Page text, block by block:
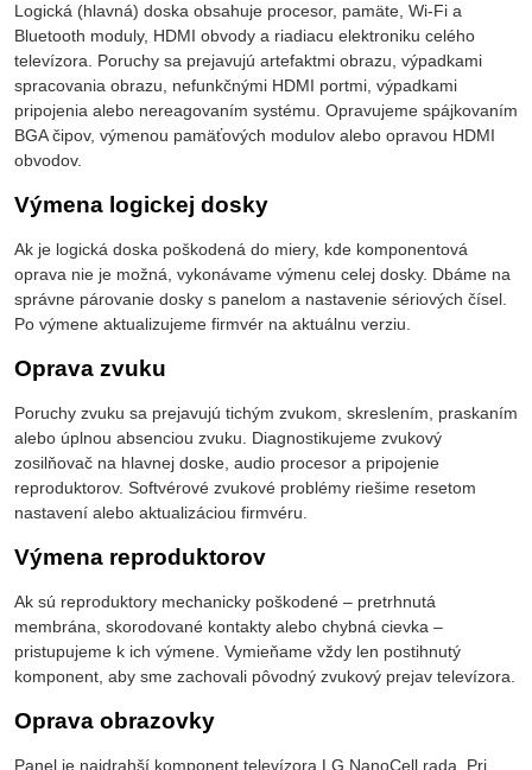
Logická (hlavná) doska obsahuje procesor, pamäte, Wi-Fi a
Bluetooth moduly, HDMI obvody a riadiacu elektroniku celého
televízora. Poruchy sa prejavujú artefaktmi obrazu, výpadkami
spracovania obrazu, nefunkčnými HDMI portmi, výpadkami
pripojenia alebo nereagovaním systému. Opravujeme spájkovaním
BGA čipov, výmenou pamäťových modulov alebo opravou HDMI
obvodov.
Výmena logickej dosky
Ak je logická doska poškodená do miery, kde komponentová
oprava nie je možná, vykonávame výmenu celej dosky. Dbáme na
správne párovanie dosky s panelom a nastavenie sériových čísel.
Po výmene aktualizujeme firmvér na aktuálnu verziu.
Oprava zvuku
Poruchy zvuku sa prejavujú tichým zvukom, skreslením, praskaním
alebo úplnou absenciou zvuku. Diagnostikujeme zvukový
zosilňovač na hlavnej doske, audio procesor a pripojenie
reproduktorov. Softvérové zvukové problémy riešime resetom
nastavení alebo aktualizáciou firmvéru.
Výmena reproduktorov
Ak sú reproduktory mechanicky poškodené – pretrhnutá
membrána, skorodované kontakty alebo chybná cievka –
pristupujeme k ich výmene. Vymieňame vždy len postihnutý
komponent, aby sme zachovali pôvodný zvukový prejav televízora.
Oprava obrazovky
Panel je najdrahší komponent televízora LG NanoCell rada. Pri